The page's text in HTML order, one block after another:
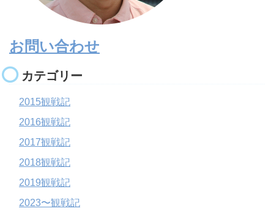
お問い合わせ
カテゴリー
2015観戦記
2016観戦記
2017観戦記
2018観戦記
2019観戦記
2023〜観戦記